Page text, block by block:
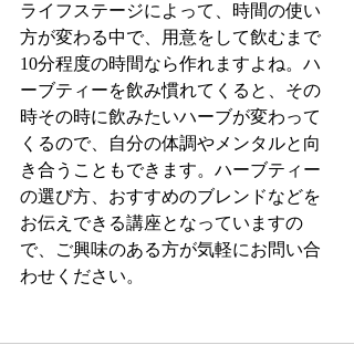
ライフステージによって、時間の使い
方が変わる中で、用意をして飲むまで
10分程度の時間なら作れますよね。ハ
ーブティーを飲み慣れてくると、その
時その時に飲みたいハーブが変わって
くるので、自分の体調やメンタルと向
き合うこともできます。ハーブティー
の選び方、おすすめのブレンドなどを
お伝えできる講座となっていますの
で、ご興味のある方が気軽にお問い合
わせください。